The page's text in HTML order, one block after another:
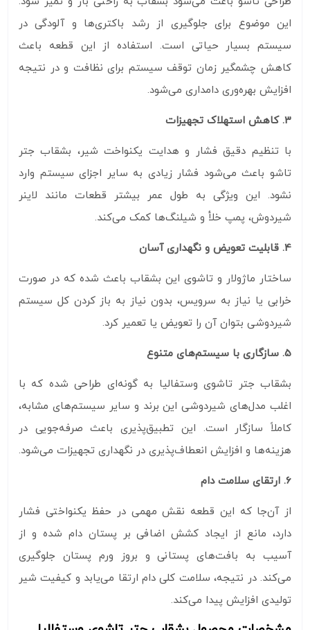
این موضوع برای جلوگیری از رشد باکتری‌ها و آلودگی در
سیستم بسیار حیاتی است. استفاده از این قطعه باعث
کاهش چشمگیر زمان توقف سیستم برای نظافت و در نتیجه
افزایش بهره‌وری دامداری می‌شود.
3. کاهش استهلاک تجهیزات
با تنظیم دقیق فشار و هدایت یکنواخت شیر، بشقاب جتر
تاشو باعث می‌شود فشار زیادی به سایر اجزای سیستم وارد
نشود. این ویژگی به طول عمر بیشتر قطعات مانند لاینر
شیردوش، پمپ خلأ و شیلنگ‌ها کمک می‌کند.
4. قابلیت تعویض و نگهداری آسان
ساختار ماژولار و تاشوی این بشقاب باعث شده که در صورت
خرابی یا نیاز به سرویس، بدون نیاز به باز کردن کل سیستم
شیردوشی بتوان آن را تعویض یا تعمیر کرد.
5. سازگاری با سیستم‌های متنوع
بشقاب جتر تاشوی وستفالیا به‌ گونه‌ای طراحی شده که با
اغلب مدل‌های شیردوشی این برند و سایر سیستم‌های مشابه،
کاملاً سازگار است. این تطبیق‌پذیری باعث صرفه‌جویی در
هزینه‌ها و افزایش انعطاف‌پذیری در نگهداری تجهیزات می‌شود.
6. ارتقای سلامت دام
از آن‌جا که این قطعه نقش مهمی در حفظ یکنواختی فشار
دارد، مانع از ایجاد کشش اضافی بر پستان دام شده و از
آسیب به بافت‌های پستانی و بروز ورم پستان جلوگیری
می‌کند. در نتیجه، سلامت کلی دام ارتقا می‌یابد و کیفیت شیر
تولیدی افزایش پیدا می‌کند.